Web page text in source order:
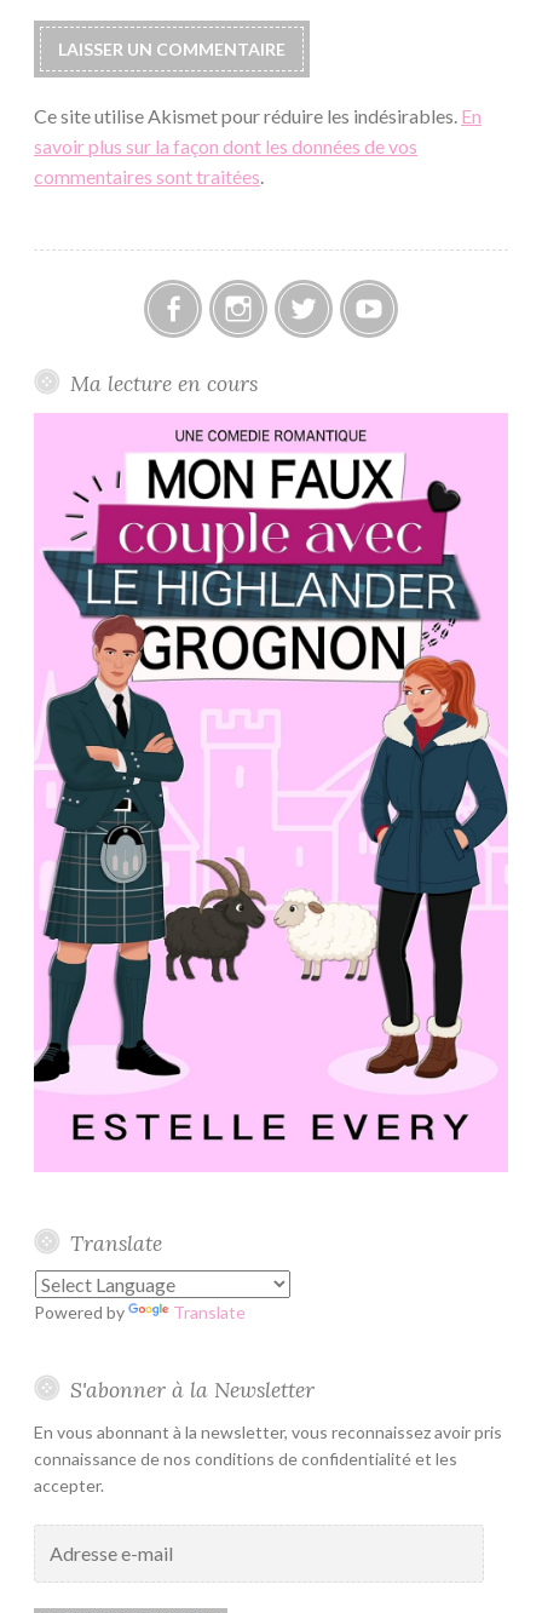
Ce site utilise Akismet pour réduire les indésirables. En
savoir plus sur la façon dont les données de vos
commentaires sont traitées.
Ma lecture en cours
Translate
Powered by Translate
S'abonner à la Newsletter
En vous abonnant à la newsletter, vous reconnaissez avoir pris
connaissance de nos conditions de confidentialité et les
accepter.
mail